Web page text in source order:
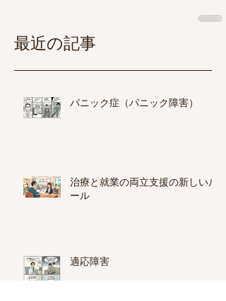
最近の記事
パニック症（パニック障害）
治療と就業の両立支援の新しいル
ール
適応障害